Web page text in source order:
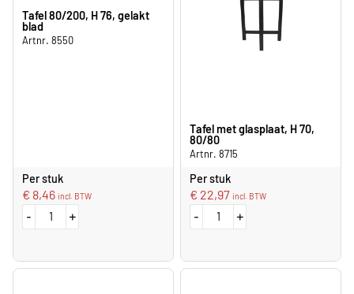
Tafel 80/200, H 76, gelakt
blad
Artnr. 8550
Per stuk
€ 8,46 incl. BTW
- +
Tafel met glasplaat, H 70,
80/80
Artnr. 8715
Per stuk
€ 22,97 incl. BTW
- +